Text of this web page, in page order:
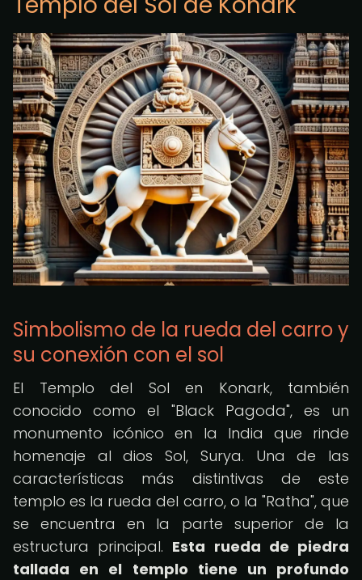
Simbolismo de la rueda del carro y
su conexión con el sol
El Templo del Sol en Konark, también
conocido como el "Black Pagoda", es un
monumento icónico en la India que rinde
homenaje al dios Sol, Surya. Una de las
características más distintivas de este
templo es la rueda del carro, o la "Ratha", que
se encuentra en la parte superior de la
estructura principal. Esta rueda de piedra
tallada en el templo tiene un profundo